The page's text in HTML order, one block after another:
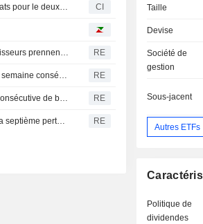
Invesco CurrencyShares Japanese Yen Trust publie ses résultats pour le deuxième trimestre et le premier semestre clos le 30 juin 2026 CI
Fonds actions américains : retraits massifs alors que les investisseurs prennent leurs bénéfices avant les chiffres de l'emploi RE
Les fonds d'actions mondiaux attirent des capitaux pour la 11e semaine consécutive, portés par des résultats d'entreprises encourageants RE
La Bourse de Corée du Sud enregistre sa septième semaine consécutive de baisse, plombée par les doutes sur l'IA et les puces RE
La Bourse de Corée du Sud recule et s'apprête à enregistrer sa septième perte hebdomadaire consécutive RE
Taille
Devise
Société de
gestion
Sous-jacent
Autres ETFs
Politique de
dividendes